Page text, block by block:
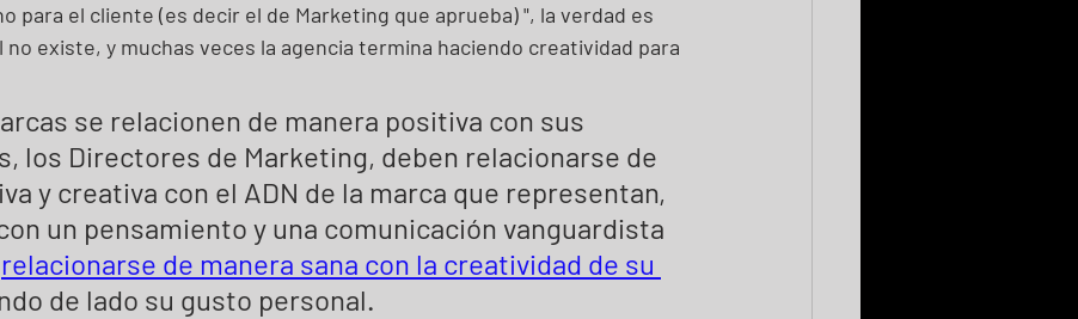
para el cliente (es decir el de Marketing que aprueba) ", la verdad es
no existe, y muchas veces la agencia termina haciendo creatividad para
se relacionen de manera positiva con sus
los Directores de Marketing, deben relacionarse de
y creativa con el ADN de la marca que representan,
un pensamiento y una comunicación vanguardista
relacionarse de manera sana con la creatividad de su
de lado su gusto personal.